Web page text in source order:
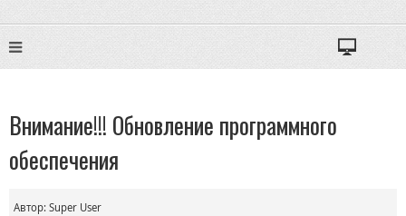
Внимание!!! Обновление программного
обеспечения
Автор: Super User